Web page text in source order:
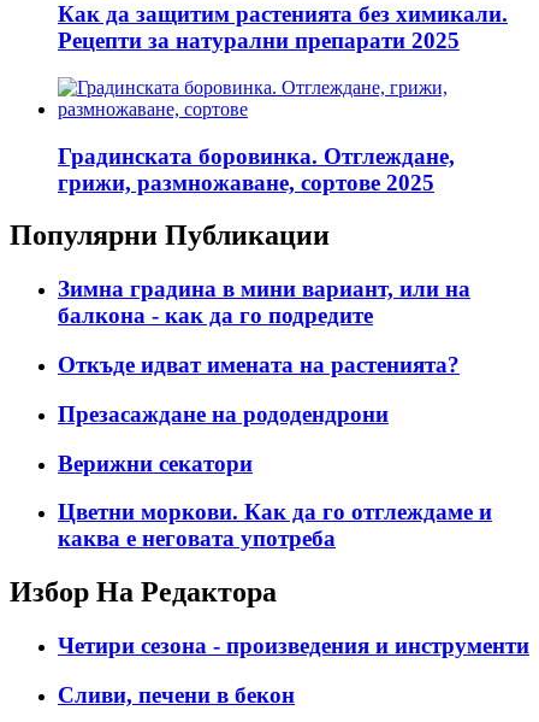
Как да защитим растенията без химикали.
Рецепти за натурални препарати 2025
Градинската боровинка. Отглеждане,
грижи, размножаване, сортове 2025
Популярни Публикации
Зимна градина в мини вариант, или на
балкона - как да го подредите
Откъде идват имената на растенията?
Презасаждане на рододендрони
Верижни секатори
Цветни моркови. Как да го отглеждаме и
каква е неговата употреба
Избор На Редактора
Четири сезона - произведения и инструменти
Сливи, печени в бекон